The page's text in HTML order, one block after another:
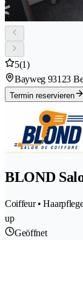
5(1)
Bayweg 93123
Termin reservieren
BLOND
Coiffeur •
up
Geöffnet